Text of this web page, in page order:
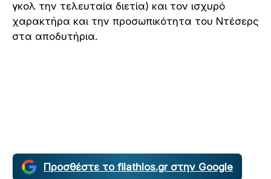
γκολ την τελευταία διετία) και τον ισχυρό
χαρακτήρα και την προσωπικότητα του Ντέσερς
στα αποδυτήρια.
Προσθέστε το filathlos.gr στην Google